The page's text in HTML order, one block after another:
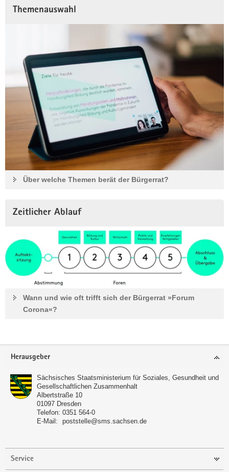
Themenauswahl
Über welche Themen berät der Bürgerrat?
Zeitlicher Ablauf
Wann und wie oft trifft sich der Bürgerrat »Forum
Corona«?
Footer-
Herausgeber
Sächsisches Staatsministerium für Soziales, Gesundheit und
Gesellschaftlichen Zusammenhalt
Albertstraße 10
01097 Dresden
Telefon: 0351 564-0
E-Mail:
poststelle@sms.sachsen.de
Service